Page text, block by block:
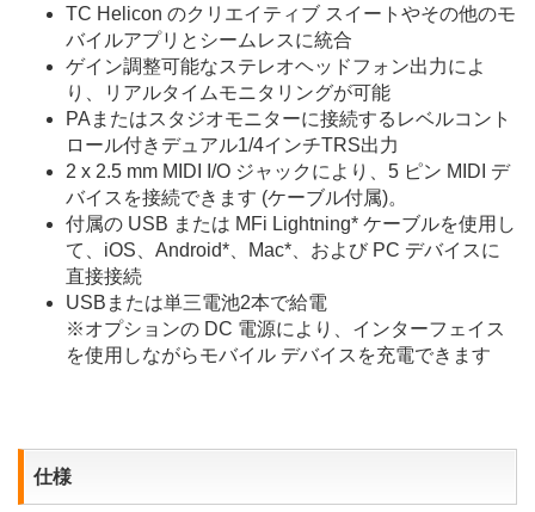
TC Helicon のクリエイティブ スイートやその他のモ
バイルアプリとシームレスに統合
ゲイン調整可能なステレオヘッドフォン出力によ
り、リアルタイムモニタリングが可能
PAまたはスタジオモニターに接続するレベルコント
ロール付きデュアル1/4インチTRS出力
2 x 2.5 mm MIDI I/O ジャックにより、5 ピン MIDI デ
バイスを接続できます (ケーブル付属)。
付属の USB または MFi Lightning* ケーブルを使用し
て、iOS、Android*、Mac*、および PC デバイスに
直接接続
USBまたは単三電池2本で給電
※オプションの DC 電源により、インターフェイス
を使用しながらモバイル デバイスを充電できます
仕様